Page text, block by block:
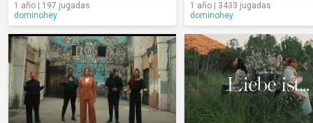
1 año | 197 jugadas
dominohey
1 año | 3433 jugadas
dominohey